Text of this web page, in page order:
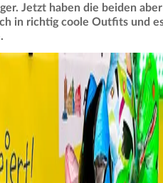
Jetzt haben die beiden
in richtig coole Outfits und